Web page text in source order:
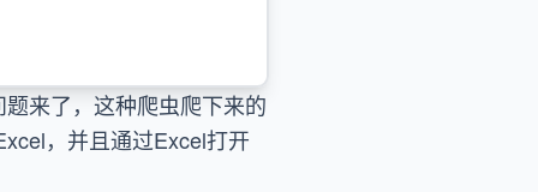
来了，这种爬虫爬下来的
，并且通过Excel打开